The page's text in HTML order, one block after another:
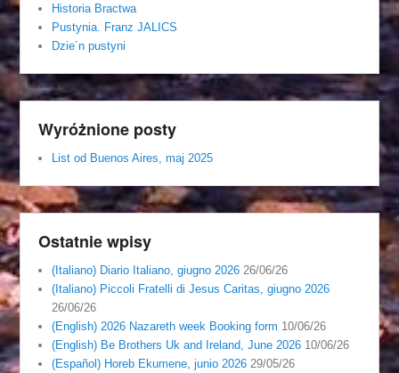
Historia Bractwa
Pustynia. Franz JALICS
Dzie´n pustyni
Wyróżnione posty
List od Buenos Aires, maj 2025
Ostatnie wpisy
(Italiano) Diario Italiano, giugno 2026 26/06/26
(Italiano) Piccoli Fratelli di Jesus Caritas, giugno 2026
26/06/26
(English) 2026 Nazareth week Booking form 10/06/26
(English) Be Brothers Uk and Ireland, June 2026 10/06/26
(Español) Horeb Ekumene, junio 2026 29/05/26